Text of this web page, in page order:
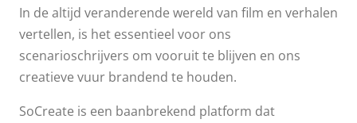
In de altijd veranderende wereld van film en verhalen
vertellen, is het essentieel voor ons
scenarioschrijvers om vooruit te blijven en ons
creatieve vuur brandend te houden.
SoCreate is een baanbrekend platform dat